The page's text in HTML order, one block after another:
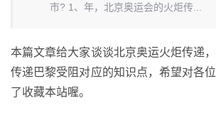
市? 1、年，北京奥运会的火炬传...
本篇文章给大家谈谈北京奥运火炬传递
传递巴黎受阻对应的知识点，希望对各
了收藏本站喔。